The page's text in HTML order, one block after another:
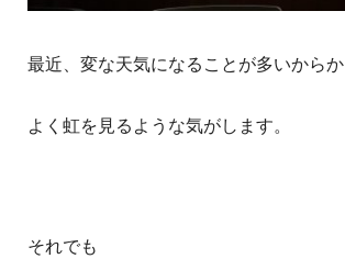
最近、変な天気になることが多いからか
よく虹を見るような気がします。
それでも